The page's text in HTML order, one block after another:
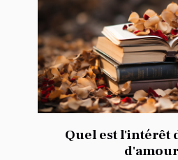
Quel est l'intérêt